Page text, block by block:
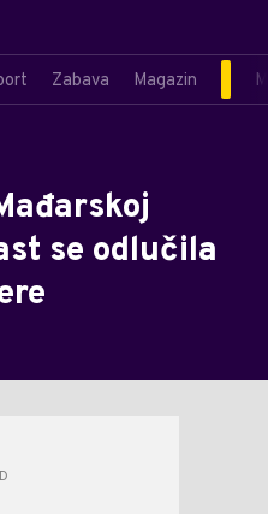
Zabava Magazin
se odlučila